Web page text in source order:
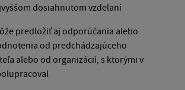
dosiahnutom vzdelaní
predložiť aj odporúčania alebo
od predchádzajúceho
alebo od organizácií, s ktorými v